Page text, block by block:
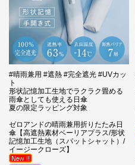
#晴雨兼用 #遮熱 #完全遮光 #UVカッ
ト
形状記憶加工生地でラクラク畳める
雨傘としても使える日傘
夏の限定ラッピング対象
ゼロアンドの晴雨兼用折りたたみ日
傘【高遮熱素材ベーリアプラス/形状
記憶加工生地（スパットシャット）/
イージークローズ】